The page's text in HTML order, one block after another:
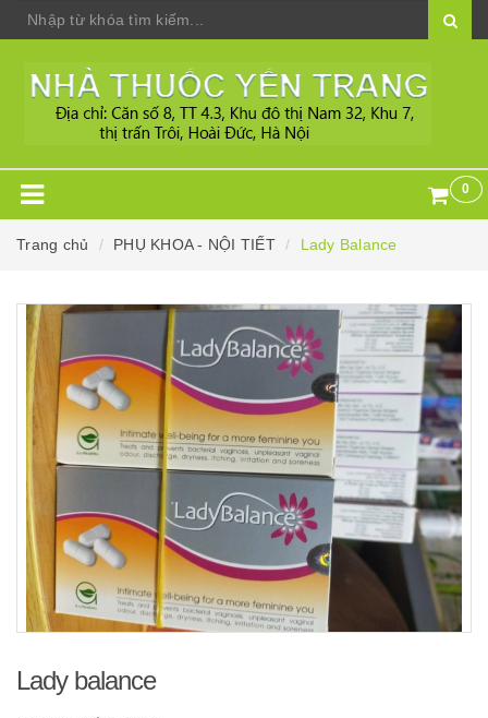
0
Trang chủ PHỤ KHOA - NỘI TIẾT Lady Balance
Lady balance